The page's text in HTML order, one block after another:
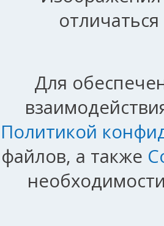
Для
Политикой
файлов, а также